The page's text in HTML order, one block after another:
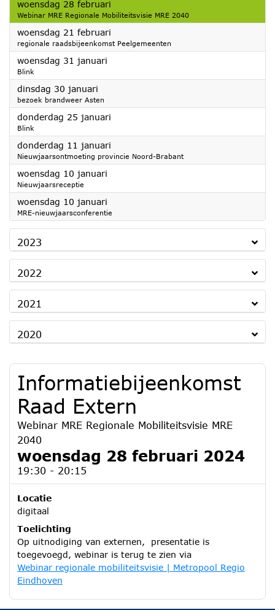
woensdag 28 februari
Webinar MRE Regionale Mobiliteitsvisie MRE 2040
woensdag 21 februari
regionale raadsbijeenkomst Peelgemeenten
woensdag 31 januari
Blink
dinsdag 30 januari
bezoek brandweer Asten
donderdag 25 januari
Blink
donderdag 11 januari
Nieuwjaarsontmoeting provincie Noord-Brabant
woensdag 10 januari
Nieuwjaarsreceptie
woensdag 10 januari
MRE-nieuwjaarsconferentie
2023
2022
2021
2020
Informatiebijeenkomst
Raad Extern
Webinar MRE Regionale Mobiliteitsvisie MRE
2040
woensdag 28 februari 2024
19:30 - 20:15
Locatie
digitaal
Toelichting
Op uitnodiging van externen, presentatie is
toegevoegd, webinar is terug te zien via
Webinar regionale mobiliteitsvisie | Metropool Regio
Eindhoven